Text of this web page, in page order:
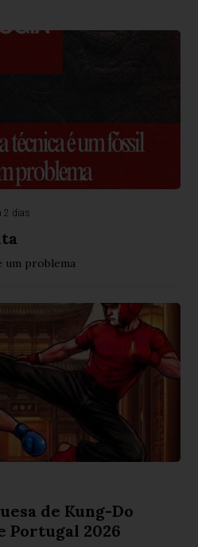
2 dias
um problema
de Kung-Do
Portugal 2026